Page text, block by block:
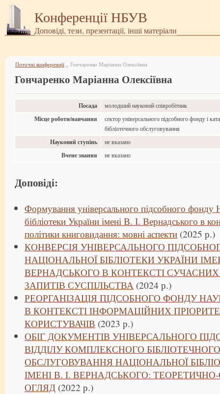
Конференції НБУВ
Доповіді, тези, презентації, інші матеріали
Поточні конференції » Гончаренко Маріанна Олексіївна
Гончаренко Маріанна Олексіївна
Посада молодший науковий співробітник
Місце роботи/навчання
сектор універсального підсобного фонду і
бібліотечного обслуговування
Науковий ступінь не вказано
Вчене звання не вказано
Доповіді:
Формування універсального підсобного фонду
бібліотеки України імені В. І. Вернадського в
політики книговидання: мовні аспекти (2025 р.)
КОНВЕРСІЯ УНІВЕРСАЛЬНОГО
НАЦІОНАЛЬНОЇ БІБЛІОТЕКИ УКРАЇНИ
ВЕРНАДСЬКОГО В КОНТЕКСТІ
ЗАПИТІВ СУСПІЛЬСТВА (2024 р.)
РЕОРГАНІЗАЦІЯ ПІДСОБНОГО ФОНДУ
В КОНТЕКСТІ ІНФОРМАЦІЙНИХ
КОРИСТУВАЧІВ (2023 р.)
ОБІГ ДОКУМЕНТІВ УНІВЕРСАЛЬНОГО
ВІДДІЛУ КОМПЛЕКСНОГО БІБЛІОТЕЧНОГО
ОБСЛУГОВУВАННЯ НАЦІОНАЛЬНОЇ
ІМЕНІ В. І. ВЕРНАДСЬКОГО:
ОГЛЯД (2022 р.)